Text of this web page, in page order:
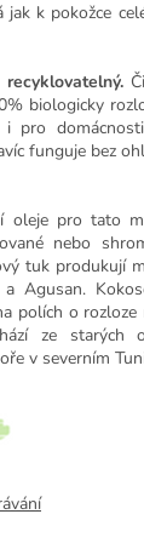
jak k pokožce
biologicky
i pro
funguje bez
oleje pro tato
nebo
tuk produkují
a Agusan.
polích o
ze starých
v severním